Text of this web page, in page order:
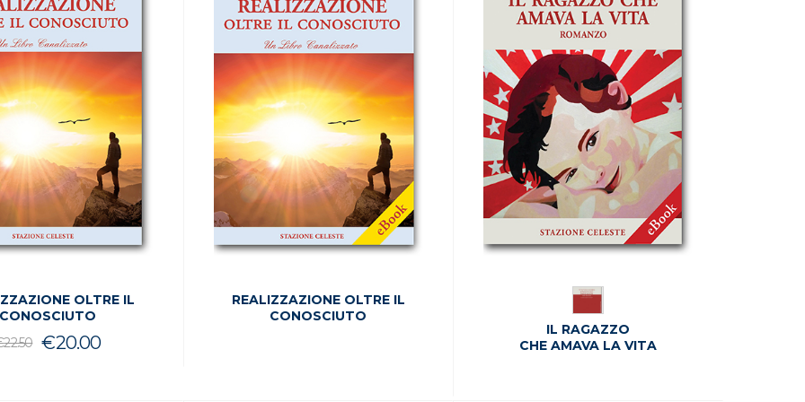
OLTRE IL
CONOSCIUTO
22.50
Il
€20.00Il
REALIZZAZIONE OLTRE IL
CONOSCIUTO
IL RAGAZZO
CHE AMAVA LA VITA